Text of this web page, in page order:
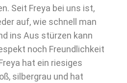
Seit Freya bei uns ist,
auf, wie schnell man
ins Aus stürzen kann
noch Freundlichkeit
hat ein riesiges
silbergrau und hat